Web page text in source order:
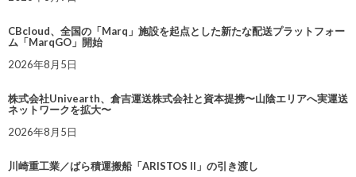
CBcloud、全国の「Marq」施設を起点とした新たな配送プラットフォー
ム「MarqGO」開始
2026年8月5日
株式会社Univearth、倉吉運送株式会社と資本提携〜山陰エリアへ実運送
ネットワークを拡大〜
2026年8月5日
川崎重工業／ばら積運搬船「ARISTOS II」の引き渡し